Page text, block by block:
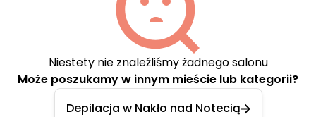
Niestety nie znaleźliśmy żadnego salonu
Może poszukamy w innym mieście lub kategorii?
Depilacja w Nakło nad Notecią